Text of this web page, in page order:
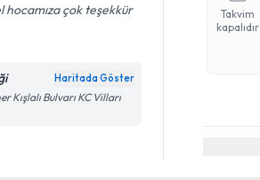
hocamıza çok teşekkür
Haritada Göster
Kışlalı Bulvarı KC Vilları
Takvim
kapalıdır